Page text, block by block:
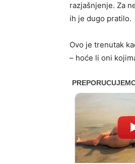
razjašnjenje. Za
ih je dugo pratilo.
Ovo je trenutak
– hoće li oni